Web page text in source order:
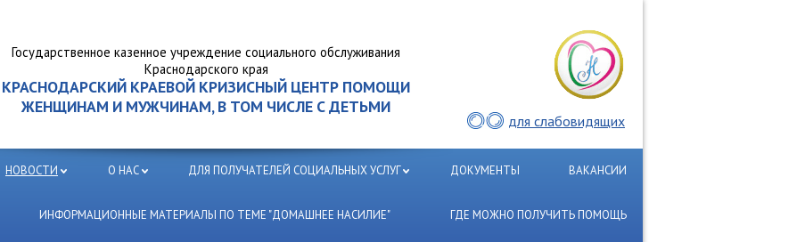
для слабовидящих
Государственное казенное учреждение социального обслуживания
Краснодарского края
КРАСНОДАРСКИЙ КРАЕВОЙ КРИЗИСНЫЙ ЦЕНТР ПОМОЩИ
ЖЕНЩИНАМ И МУЖЧИНАМ, В ТОМ ЧИСЛЕ С ДЕТЬМИ
НОВОСТИ О НАС ДЛЯ ПОЛУЧАТЕЛЕЙ СОЦИАЛЬНЫХ УСЛУГ ДОКУМЕНТЫ ВАКАНСИИ
ИНФОРМАЦИОННЫЕ МАТЕРИАЛЫ ПО ТЕМЕ "ДОМАШНЕЕ НАСИЛИЕ" ГДЕ МОЖНО ПОЛУЧИТЬ ПОМОЩЬ